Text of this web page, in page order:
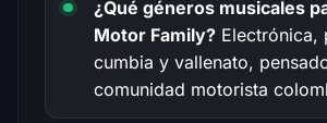
¿Qué géneros musicales
Motor Family? Electrónica,
cumbia y vallenato,
comunidad motorista